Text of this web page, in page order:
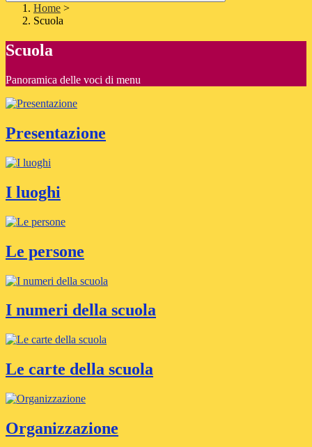
Home >
Scuola
Scuola
Panoramica delle voci di menu
Presentazione
I luoghi
Le persone
I numeri della scuola
Le carte della scuola
Organizzazione